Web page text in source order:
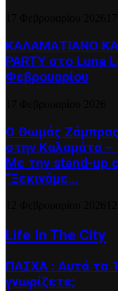
ΚΑΛΑΜΑΤΙΑΝΟ
PARTY στο Luna
Φεβρουαρίου
Ο Θωμάς
στην Καλαμάτα
Με την stand-up
“Ξεκινάμε...
Life In The City
ΠΑΣΧΑ : Αυτά τα
γνωρίζετε;